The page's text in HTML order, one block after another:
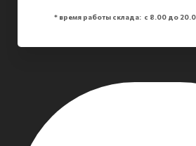
* время работы склада: с 8.00 до